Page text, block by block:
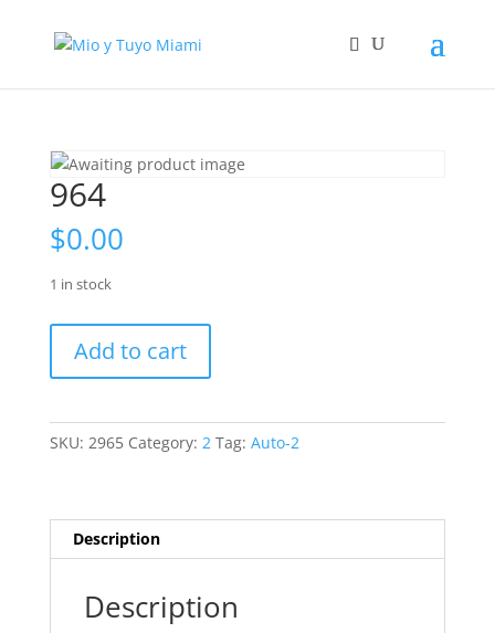
964
$0.00
1 in stock
quantity
Add to cart
SKU: 2965 Category: 2 Tag: Auto-2
Description
Description